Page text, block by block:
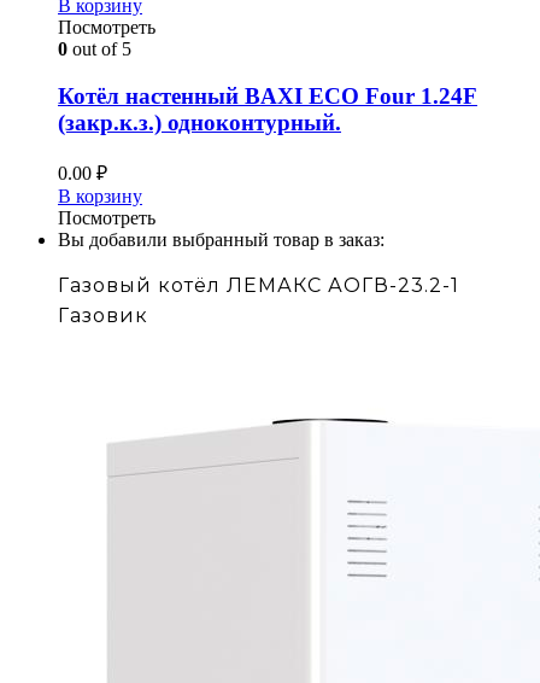
В корзину
Посмотреть
0 out of 5
Котёл настенный BAXI ECO Four 1.24F
(закр.к.з.) одноконтурный.
0.00 ₽
В корзину
Посмотреть
Вы добавили выбранный товар в заказ:
Газовый котёл ЛЕМАКС АОГВ-23.2-1
Газовик